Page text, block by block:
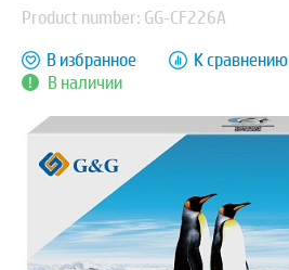
Product number: GG-CF226A
В наличии
В избранное К сравнению